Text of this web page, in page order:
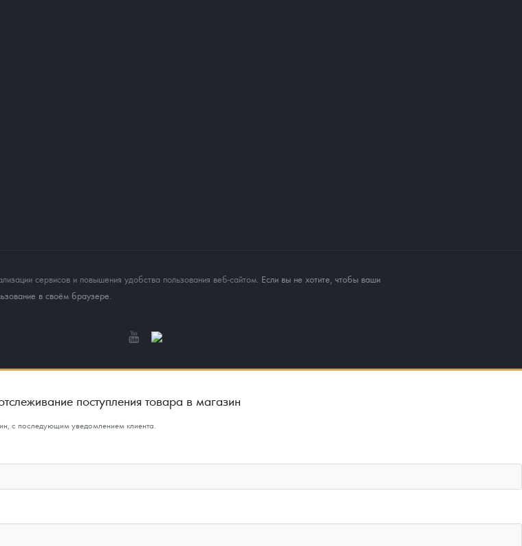
сервисов и повышения удобства пользования веб-сайтом . Если вы не хотите, чтобы ваши
в своём браузере.
поступления товара в магазин
с последующим уведомлением клиента.